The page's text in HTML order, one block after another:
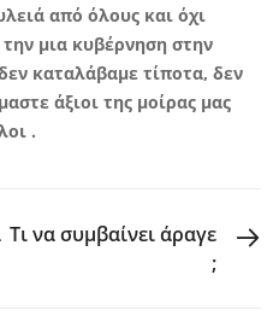
από όλους και όχι
μια κυβέρνηση στην
καταλάβαμε τίποτα, δεν
άξιοι της μοίρας μας
.
NEXT POST
Τι να συμβαίνει άραγε
;